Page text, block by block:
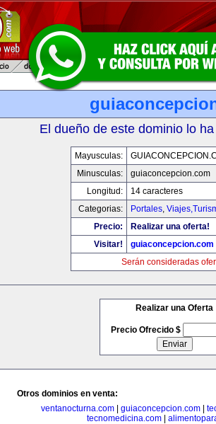
El dueño de este dominio lo
Mayusculas:
Minusculas:
guiaconcepcion.com
Longitud:
14 caracteres
Categorias:
Portales,
Precio:
Realizar una oferta!
Visitar!
guiaconcepcion.com
Serán consideradas
Realizar una Oferta
Precio Ofrecido $
Otros dominios en venta:
ventanocturna.com| guiaconcepcion.com|
tecnomedicina.com|